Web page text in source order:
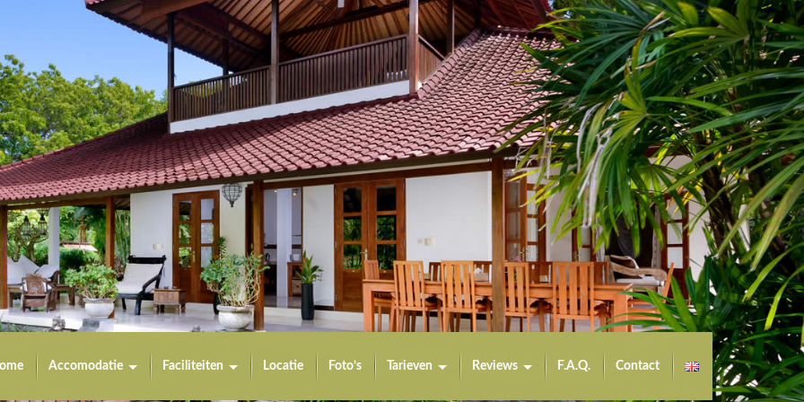
Accomodatie Faciliteiten Locatie Foto’s Tarieven Reviews F.A.Q. Contact